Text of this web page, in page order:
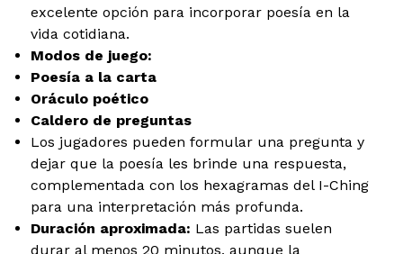
excelente opción para incorporar poesía en la
vida cotidiana.
Modos de juego:
Poesía a la carta
Oráculo poético
Caldero de preguntas
Los jugadores pueden formular una pregunta y
dejar que la poesía les brinde una respuesta,
complementada con los hexagramas del I-Ching
para una interpretación más profunda.
Duración aproximada: Las partidas suelen
durar al menos 20 minutos, aunque la